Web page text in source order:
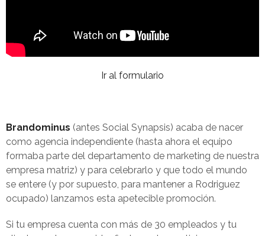
Ir al formulario
Brandominus (antes Social Synapsis) acaba de nacer
como agencia independiente (hasta ahora el equipo
formaba parte del departamento de marketing de nuestra
empresa matriz) y para celebrarlo y que todo el mundo
se entere (y por supuesto, para mantener a Rodriguez
ocupado) lanzamos esta apetecible promoción.
Si tu empresa cuenta con más de 30 empleados y tu